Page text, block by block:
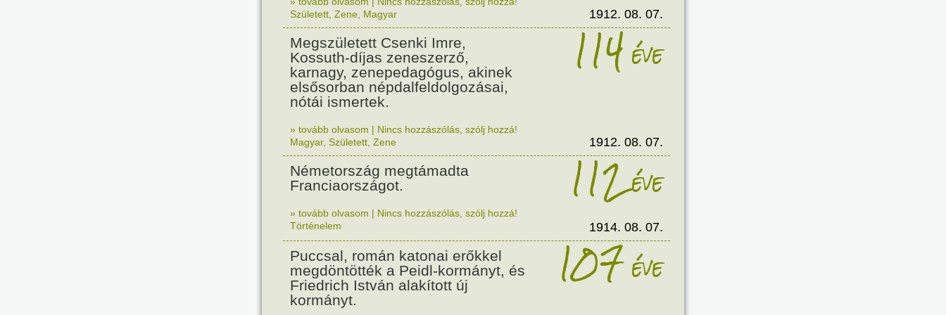
Született Zene Magyar 1912. 08. 07.
Megszületett Csenki Imre,
Kossuth-díjas zeneszerző,
karnagy, zenepedagógus, akinek
elsősorban népdalfeldolgozásai,
nótái ismertek.
114éve
» tovább olvasom | Nincs hozzászólás, szólj hozzá!
Magyar, Született Zene 1912. 08. 07.
Németország megtámadta
Franciaországot.
112éve
» tovább olvasom | Nincs hozzászólás, szólj hozzá!
Történelem
1914. 08. 07.
Puccsal, román katonai erőkkel
megdöntötték a Peidl-kormányt, és
Friedrich István alakított új
kormányt.
107éve